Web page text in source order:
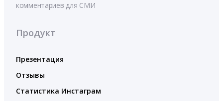
комментариев для СМИ
Продукт
Презентация
Отзывы
Статистика Инстаграм